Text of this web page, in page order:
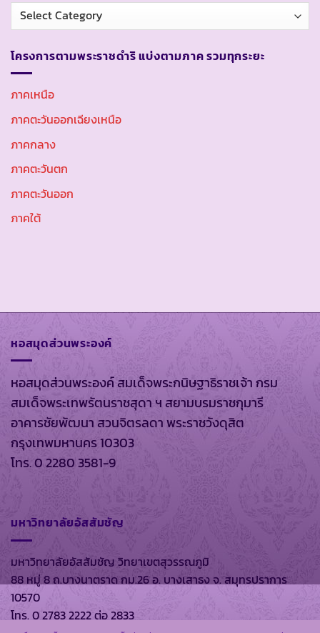
หมวด
หมู่
โครงการตามพระราชดำริ แบ่งตามภาค รวมทุกระยะ
ภาคเหนือ
ภาคตะวันออกเฉียงเหนือ
ภาคกลาง
ภาคตะวันตก
ภาคตะวันออก
ภาคใต้
หอสมุดส่วนพระองค์
หอสมุดส่วนพระองค์ สมเด็จพระกนิษฐาธิราชเจ้า กรม
สมเด็จพระเทพรัตนราชสุดา ฯ สยามบรมราชกุมารี
อาคารชัยพัฒนา สวนจิตรลดา พระราชวังดุสิต
กรุงเทพมหานคร 10303
โทร. 0 2280 3581-9
มหาวิทยาลัยอัสสัมชัญ
มหาวิทยาลัยอัสสัมชัญ วิทยาเขตสุวรรณภูมิ
88 หมู่ 8 ถ.บางนาตราด กม.26 อ. บางเสาธง จ. สมุทรปราการ
10570
โทร. 0 2783 2222 ต่อ 2833